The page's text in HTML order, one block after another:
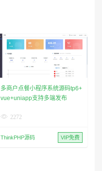
多商户点餐小程序系统源码tp6+
vue+uniapp支持多端发布
2272
ThinkPHP源码 VIP免费